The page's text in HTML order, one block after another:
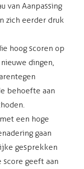
van Aanpassing
zich eerder druk
hoog scoren op
dingen,
behoefte aan
een hoge
gaan
gesprekken
score geeft aan